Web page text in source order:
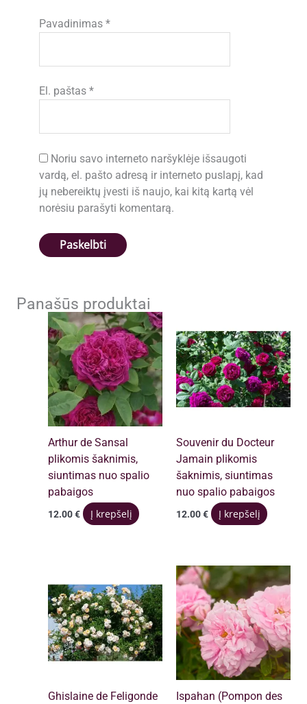
Pavadinimas*
El. paštas*
Noriu savo interneto naršyklėje išsaugoti
vardą, el. pašto adresą ir interneto puslapį, kad
jų nebereiktų įvesti iš naujo, kai kitą kartą vėl
norėsiu parašyti komentarą.
Panašūs produktai
Arthur de Sansal
plikomis šaknimis,
siuntimas nuo spalio
pabaigos
12.00€ Į krepšelį
Souvenir du Docteur
Jamain plikomis
šaknimis, siuntimas
nuo spalio pabaigos
12.00€ Į krepšelį
Ghislaine de Feligonde
Ispahan (Pompon des